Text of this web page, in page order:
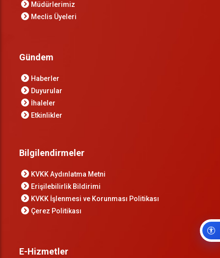
Müdürlerimiz
Meclis Üyeleri
Gündem
Haberler
Duyurular
İhaleler
Etkinlikler
Bilgilendirmeler
KVKK Aydınlatma Metni
Erişilebilirlik Bildirimi
KVKK İşlenmesi ve Korunması Politikası
Çerez Politikası
E-Hizmetler